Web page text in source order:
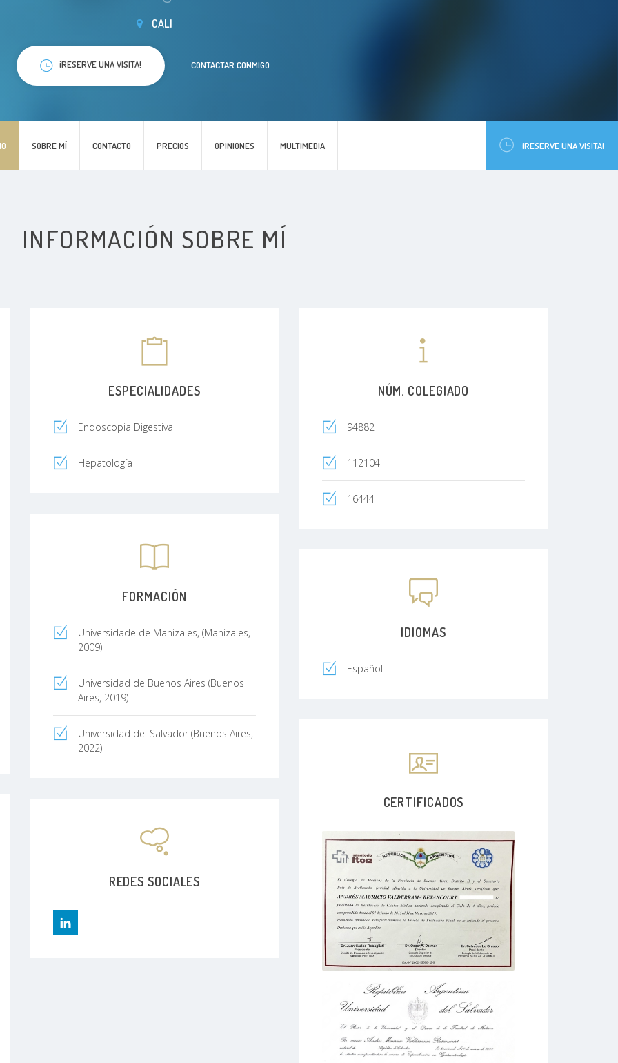
SOBRE MÍ CONTACTO PRECIOS OPINIONES MULTIMEDIA ¡RESERVE UNA VISITA!
CALI
¡RESERVE UNA VISITA! CONTACTAR CONMIGO
INFORMACIÓN SOBRE MÍ
ESPECIALIDADES
Endoscopia Digestiva
Hepatología
NÚM. COLEGIADO
94882
112104
16444
FORMACIÓN
Universidade de Manizales, (Manizales,
2009)
Universidad de Buenos Aires (Buenos
Aires, 2019)
Universidad del Salvador (Buenos Aires,
2022)
IDIOMAS
Español
CERTIFICADOS
REDES SOCIALES